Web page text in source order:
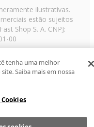
ilustrativas.
estão sujeitos
Shop S. A. CNPJ:
00
11 3003-3728 ©
reservadosRF
tenha uma melhor
Saiba mais em nossa